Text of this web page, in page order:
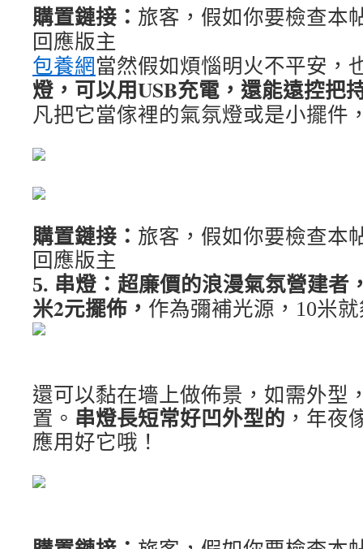
購置鏈接： 旅客，假如你要檢查本
回應版主
包養網當然假如煩惱明火不平安，
燈，可以用USB充電，還能遠控把
凡把它當傢裡的氣氛燈或是小擺件
購置鏈接： 旅客，假如你要檢查本
回應版主
5. 串燈： 超廉價的浪漫氣氛營建者
米2元擺佈， 作為彌補光源，10米
還可以黏在墻上做佈景，如需外型
置。 串燈長短常好凹外型的 ，年夜
應用好它哦！